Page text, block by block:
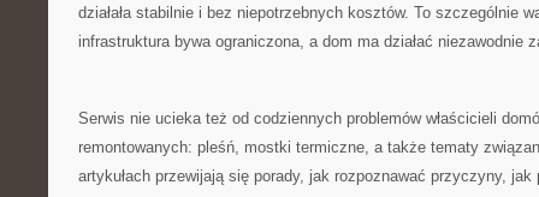
działała stabilnie i bez niepotrzebnych kosztów. To szczególnie
infrastruktura bywa ograniczona, a dom ma działać niezawodnie
Serwis nie ucieka też od codziennych problemów właścicieli
remontowanych: pleśń, mostki termiczne, a także tematy
artykułach przewijają się porady, jak rozpoznawać przyczyny, jak